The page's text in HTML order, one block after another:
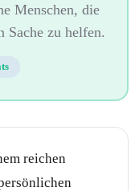
Menschen, die
Sache zu helfen.
reichen